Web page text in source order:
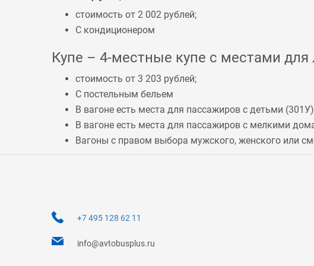
стоимость от 2 002 рублей;
С кондиционером
Купе – 4-местные купе с местами
стоимость от 3 203 рублей;
С постельным бельем
В вагоне есть места для пассажиров с детьми (301У)
В вагоне есть места для пассажиров с мелкими
Вагоны с правом выбора мужского, женского или
+7 495 128 62 11
info@avtobusplus.ru